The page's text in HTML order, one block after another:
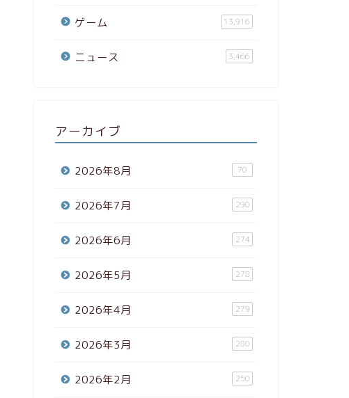
ゲーム 13,916
ニュース 3,466
アーカイブ
2026年8月 70
2026年7月 290
2026年6月 274
2026年5月 278
2026年4月 279
2026年3月 280
2026年2月 250